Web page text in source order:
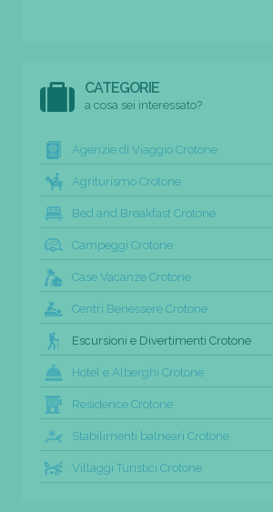
CATEGORIE
a cosa sei interessato?
Agenzie di Viaggio Crotone
Agriturismo Crotone
Bed and Breakfast Crotone
Campeggi Crotone
Case Vacanze Crotone
Centri Benessere Crotone
Escursioni e Divertimenti Crotone
Hotel e Alberghi Crotone
Residence Crotone
Stabilimenti balneari Crotone
Villaggi Turistici Crotone